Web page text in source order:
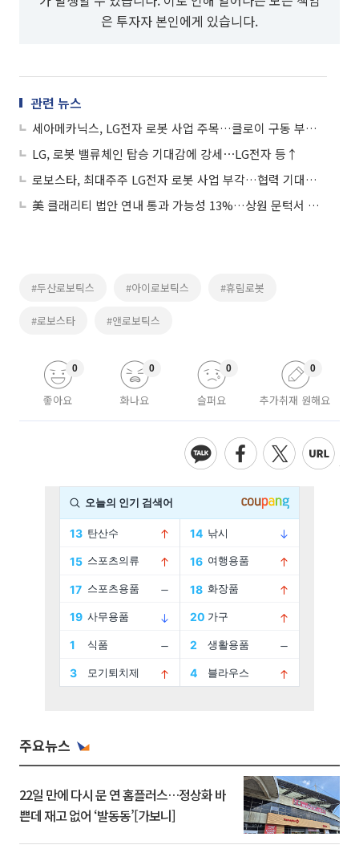
은 투자자 본인에게 있습니다.
관련 뉴스
세아메카닉스, LG전자 로봇 사업 주목…클로이 구동 부품 공급 이력 부각에 상승세
LG, 로봇 밸류체인 탑승 기대감에 강세⋯LG전자 등↑
로보스타, 최대주주 LG전자 로봇 사업 부각…협력 기대감에 상승세
美 클래리티 법안 연내 통과 가능성 13%…상원 문턱서 제동
#두산로보틱스 #아이로보틱스 #휴림로봇
#로보스타 #앤로보틱스
좋아요
0
화나요
0
슬퍼요
0
추가취재 원해요
0
주요뉴스
22일 만에 다시 문 연 홈플러스…정상화 바
쁜데 재고 없어 ‘발동동’[가보니]